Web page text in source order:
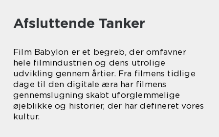
Afsluttende Tanker
Film Babylon er et begreb, der omfavner
hele filmindustrien og dens utrolige
udvikling gennem årtier. Fra filmens tidlige
dage til den digitale æra har filmens
gennemslugning skabt uforglemmelige
øjeblikke og historier, der har defineret vores
kultur.